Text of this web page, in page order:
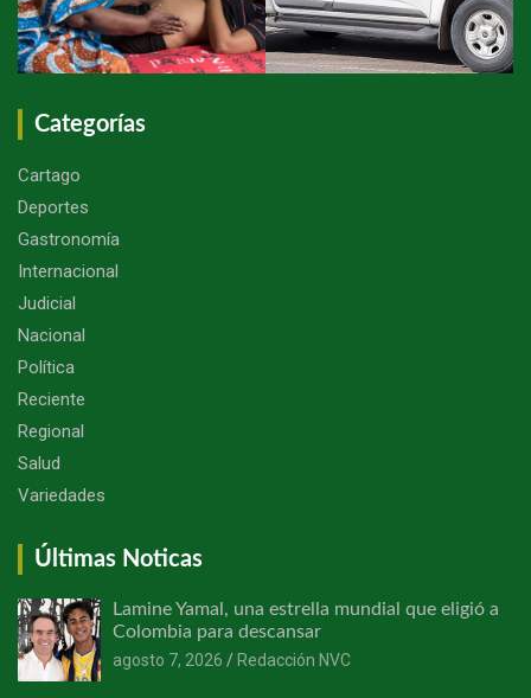
Categorías
Cartago
Deportes
Gastronomía
Internacional
Judicial
Nacional
Política
Reciente
Regional
Salud
Variedades
Últimas Noticas
Lamine Yamal, una estrella mundial que eligió a
Colombia para descansar
agosto 7, 2026
Redacción NVC